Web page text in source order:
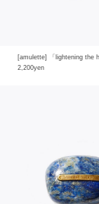
2,200yen